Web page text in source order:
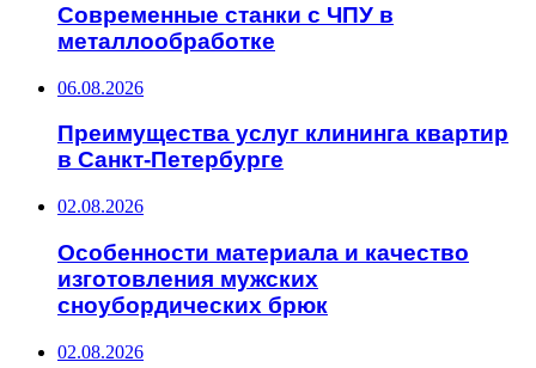
Современные станки с ЧПУ в
металлообработке
06.08.2026
Преимущества услуг клининга квартир
в Санкт-Петербурге
02.08.2026
Особенности материала и качество
изготовления мужских
сноубордических брюк
02.08.2026